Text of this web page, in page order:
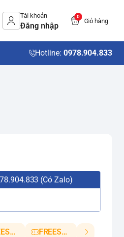
Tài khoản
Đăng nhập
0
Giỏ hàng
Hotline: 0978.904.833
(Có Zalo)
FREESHIP5 FREESHIP10